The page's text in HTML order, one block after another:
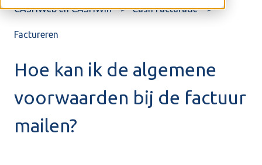
CASHWeb en CASHWin Cash Facturatie
Factureren
Hoe kan ik de algemene
voorwaarden bij de factuur
mailen?